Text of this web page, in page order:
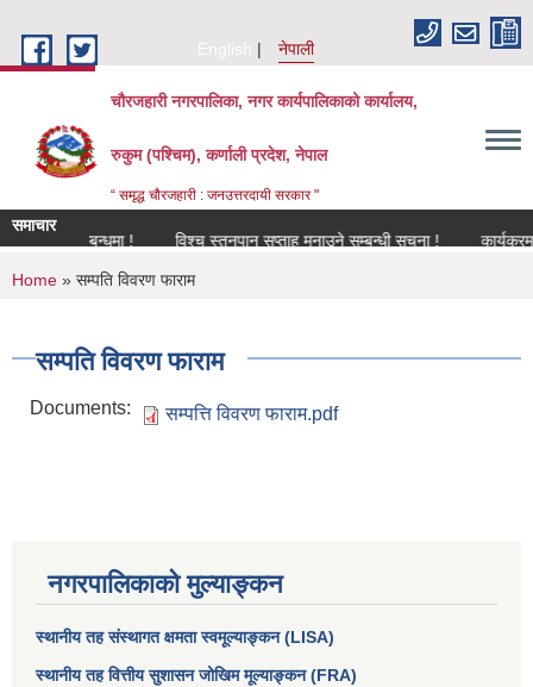
English
नेपाली
चौरजहारी नगरपालिका, नगर कार्यपालिकाको कार्यालय,
रुकुम (पश्चिम), कर्णाली प्रदेश, नेपाल
“ समृद्ध चौरजहारी : जनउत्तरदायी सरकार "
समाचार
सम्बन्धमा !
विश्च स्तनपान सप्ताह मनाउने सम्बन्धी सूचना ! कार्यक्रममा
You are here
Home » सम्पति विवरण फाराम
सम्पति विवरण फाराम
Documents: सम्पत्ति विवरण फाराम.pdf
नगरपालिकाको मुल्याङ्कन
स्थानीय तह संस्थागत क्षमता स्वमूल्याङ्कन (LISA)
स्थानीय तह वित्तीय सुशासन जोखिम मूल्याङ्कन (FRA)